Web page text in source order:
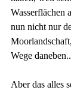
Wasserflächen
nun nicht nur
Wege
Aber das alles